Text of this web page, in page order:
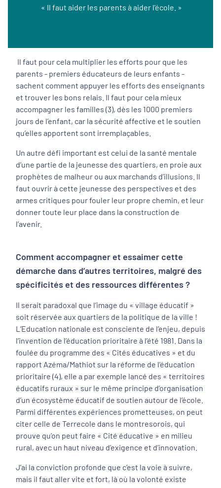
« Il faut aider les parents à aider l’école. »
Il faut pour cela multiplier les efforts pour que les
parents - premiers éducateurs de leurs enfants -
sachent comment appuyer les efforts des enseignants
et trouver les bons relais. Il faut pour cela mieux
accompagner les familles (3), dès les 1000 premiers
jours de l’enfant, car la sécurité affective et le soutien
qu’elles apportent sont irremplaçables.
Un autre défi important est celui de la santé mentale
d’une partie de la jeunesse des quartiers, en proie aux
prophètes de malheur ou aux marchands d’illusions. Il
faut ouvrir à cette jeunesse des perspectives et des
armes critiques pour fouler leur propre chemin, et leur
donner toute leur place dans la construction de
l’avenir.
Comment accompagner et essaimer cette
démarche dans d’autres territoires, malgré des
spécificités et des ressources différentes ?
Il serait paradoxal que l’image du « village éducatif »
soit réservée aux quartiers de la politique de la ville !
L’Education nationale est consciente de l’enjeu, depuis
l’invention de l’éducation prioritaire à l’été 1981. Dans la
foulée du programme des « Cités éducatives » et du
rapport Azéma/Mathiot sur la réforme de l’éducation
prioritaire (4), elle a par exemple lancé des « territoires
éducatifs ruraux » sur le même principe d’organisation
d’un écosystème éducatif de soutien autour de l’école.
Parmi différentes expériences prometteuses, on peut
citer celle de Terrecole dans le montresorois, qui
prouve qu’on peut faire « Cité éducative » en milieu
rural, avec un haut niveau d’exigence et d’innovation.
J’ai la conviction profonde que c’est la voie à suivre,
mais il faut aller vite et fort, là où la volonté existe